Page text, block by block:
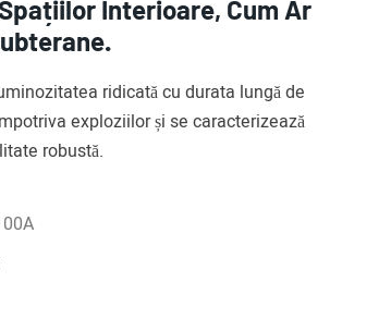
Interioare, Cum Ar
ridicată cu durata lungă de
exploziilor și se caracterizează
robustă.